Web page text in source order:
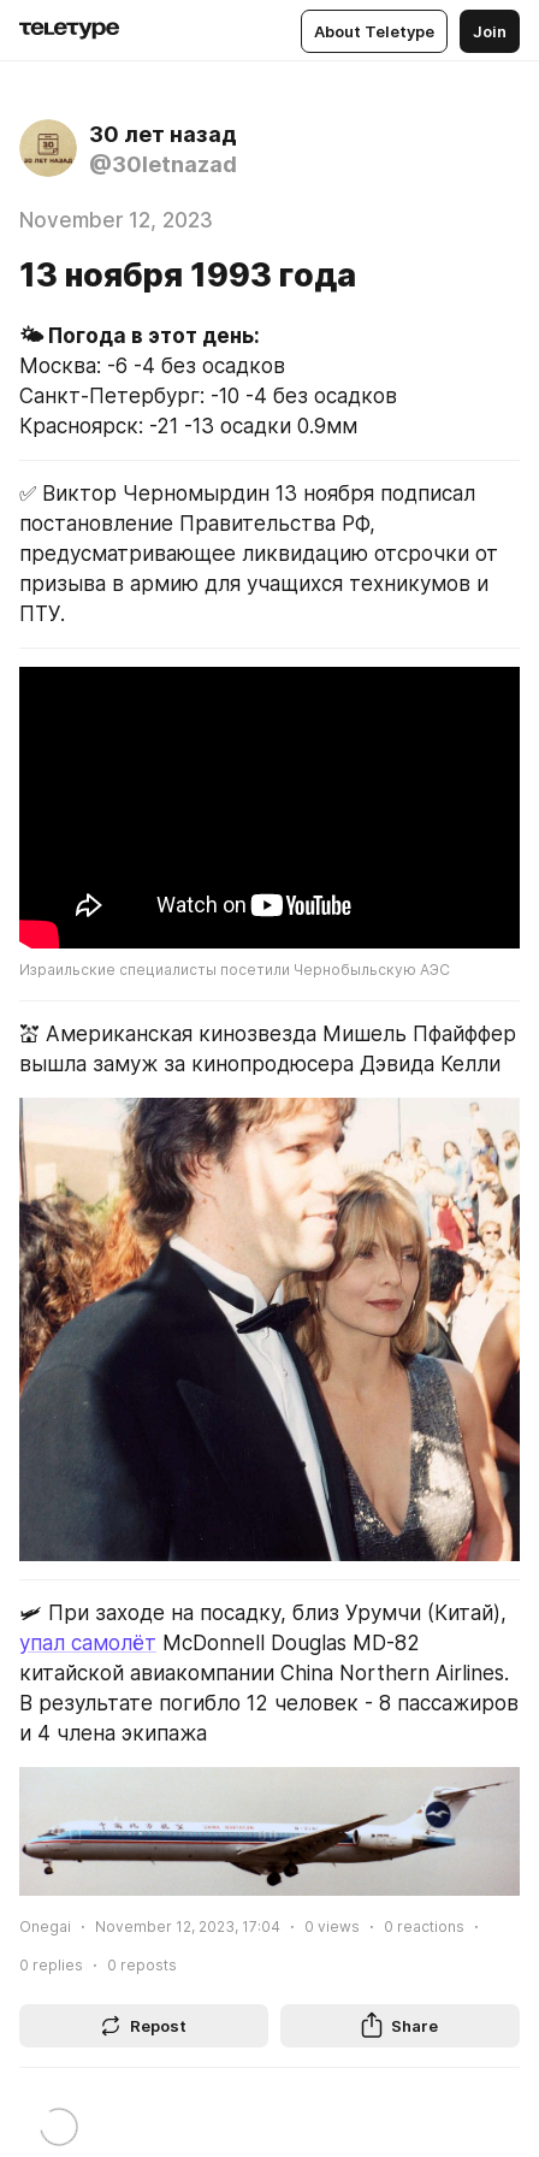
About Teletype Join
30 лет назад
@30letnazad
November 12, 2023
13 ноября 1993 года
Москва: -6 -4 без осадков
Санкт-Петербург: -10 -4 без осадков
Красноярск: -21 -13 осадки 0.9мм
✅ Виктор Черномырдин 13 ноября подписал
постановление Правительства РФ,
предусматривающее ликвидацию отсрочки от
призыва в армию для учащихся техникумов и
ПТУ.
Израильские специалисты посетили Чернобыльскую АЭС
💒 Американская кинозвезда Мишель Пфайффер
вышла замуж за кинопродюсера Дэвида Келли
упал самолёт McDonnell Douglas MD-82
китайской авиакомпании China Northern Airlines.
В результате погибло 12 человек - 8 пассажиров
и 4 члена экипажа
Onegai November 12, 2023, 17:04 0 views 0 reactions
0 replies 0 reposts
Repost Share